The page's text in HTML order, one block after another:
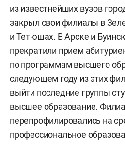
из известнейших вузов
закрыл свои филиалы в
и Тетюшах. В Арске и
прекратили прием
по программам высшего
следующем году из этих
выйти последние группы
высшее образование.
перепрофилировались на
профессиональное